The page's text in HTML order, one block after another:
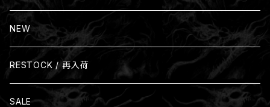
NEW
RESTOCK / 再入荷
SALE